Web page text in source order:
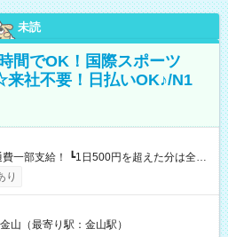
未読
間でOK！国際スポーツ
社不要！日払いOK♪/N1
方は自己負担となります ★日払い
働いたその日に現金GET♪ お仕事後はコン
り
山（最寄り駅：金山駅）